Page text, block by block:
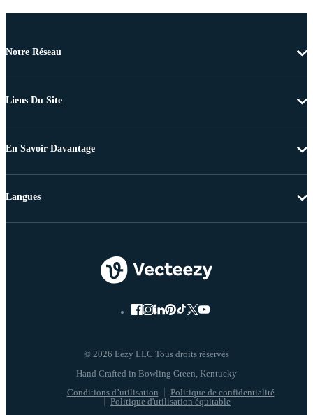
Notre Réseau
Liens Du Site
En Savoir Davantage
© 2026 Eezy LLC Tous droits réservés
Conditions d’utilisation
Politique de confidentialité
Politique d'utilisation équitable
Langues